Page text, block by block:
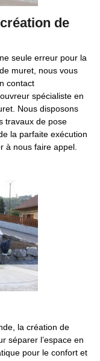
de
seule erreur pour la
muret, nous vous
contact
spécialiste en
Nous disposons
travaux de pose
la parfaite exécution
à nous faire appel.
la création de
séparer l’espace en
pour le confort et